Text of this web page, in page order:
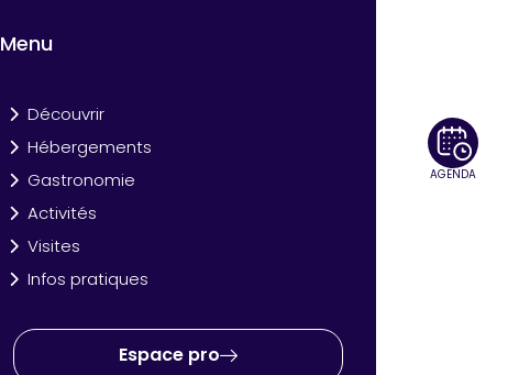
AGENDA
Menu
Découvrir
Hébergements
Gastronomie
Activités
Visites
Infos pratiques
Espace pro